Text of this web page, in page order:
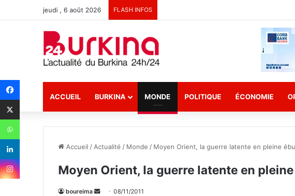
jeudi , 6 août 2026 FLASH INFOS
ACCUEIL BURKINA MONDE POLITIQUE ÉCONOMIE
Accueil / Actualité / Monde / Moyen Orient, la guerre latente en pleine
Moyen Orient, la guerre latente en
boureima 08/11/2011